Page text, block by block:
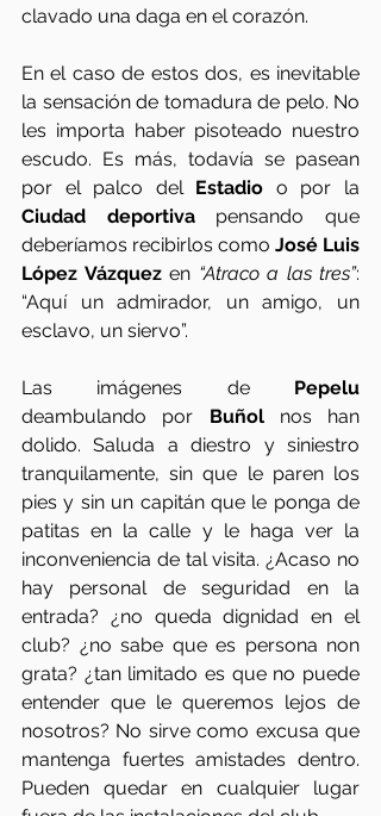
clavado una daga en el corazón.
En el caso de estos dos, es inevitable
la sensación de tomadura de pelo. No
les importa haber pisoteado nuestro
escudo. Es más, todavía se pasean
por el palco del Estadio
Ciudad deportiva pensando que
deberíamos recibirlos como José Luis
López Vázquez en “Atraco a las tres”:
“Aquí un admirador, un amigo, un
esclavo, un siervo”.
Las imágenes de Pepelu
deambulando por Buñol nos han
dolido. Saluda a diestro y siniestro
tranquilamente, sin que le paren los
pies y sin un capitán que le ponga de
patitas en la calle y le haga ver la
inconveniencia de tal visita. ¿Acaso no
hay personal de seguridad en la
entrada? ¿no queda dignidad en el
club? ¿no sabe que es persona non
grata? ¿tan limitado es que no puede
entender que le queremos lejos de
nosotros? No sirve como excusa que
mantenga fuertes amistades dentro.
Pueden quedar en cualquier lugar